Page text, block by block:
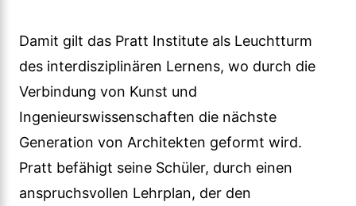
Damit gilt das Pratt Institute als Leuchtturm
des interdisziplinären Lernens, wo durch die
Verbindung von Kunst und
Ingenieurswissenschaften die nächste
Generation von Architekten geformt wird.
Pratt befähigt seine Schüler, durch einen
anspruchsvollen Lehrplan, der den